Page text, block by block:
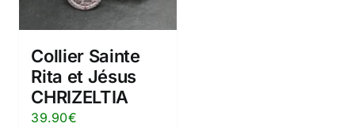
Collier Sainte
Rita et Jésus
CHRIZELTIA
39.90€